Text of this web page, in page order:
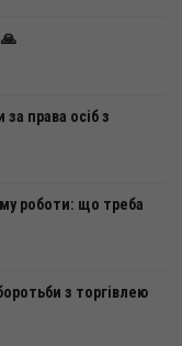
права осіб з
роботи: що треба
з торгівлею